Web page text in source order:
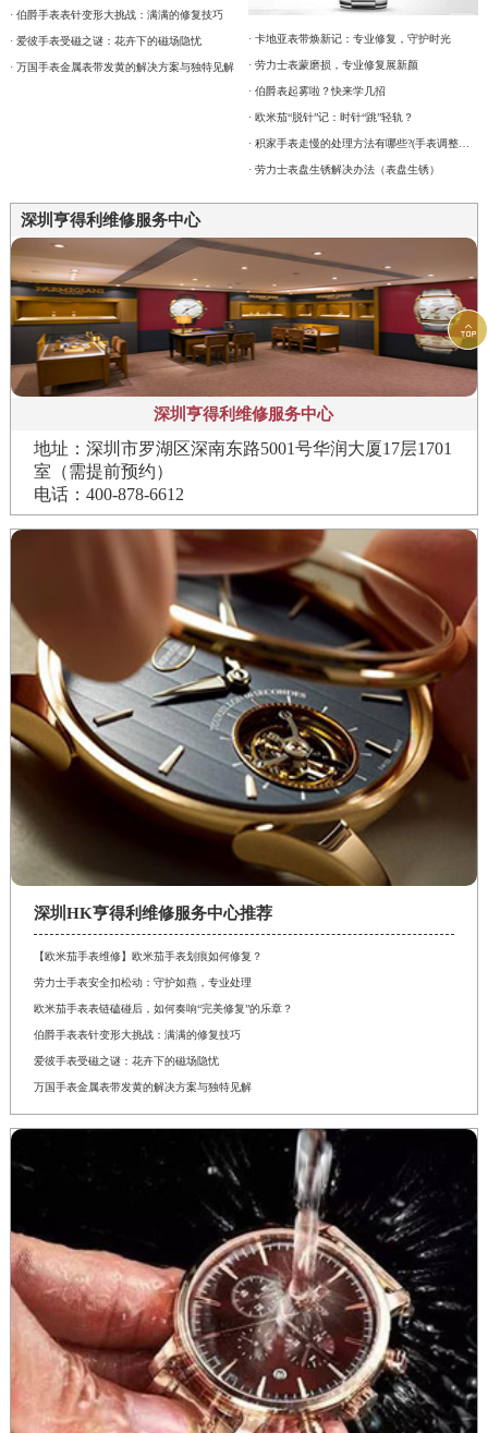
· 伯爵手表表针变形大挑战：满满的修复技巧
· 爱彼手表受磁之谜：花卉下的磁场隐忧
· 万国手表金属表带发黄的解决方案与独特见解
· 卡地亚表带焕新记：专业修复，守护时光
· 劳力士表蒙磨损，专业修复展新颜
· 伯爵表起雾啦？快来学几招
· 欧米茄“脱针”记：时针“跳”轻轨？
· 劳力士表盘生锈解决办法（表盘生锈）
深圳亨得利维修服务中心
深圳亨得利维修服务中心
地址：深圳市罗湖区深南东路5001号华润大厦17层1701
室（需提前预约）
电话：400-878-6612
深圳HK亨得利维修服务中心推荐
【欧米茄手表维修】欧米茄手表划痕如何修复？
劳力士手表安全扣松动：守护如燕，专业处理
欧米茄手表表链磕碰后，如何奏响“完美修复”的乐章？
伯爵手表表针变形大挑战：满满的修复技巧
爱彼手表受磁之谜：花卉下的磁场隐忧
万国手表金属表带发黄的解决方案与独特见解
